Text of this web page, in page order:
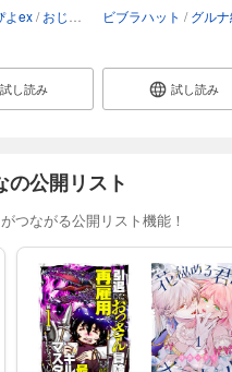
よex おじょろ C-Route Studio グ
試し読み
ビブラハット グルナ編
試し読み
の公開リスト
つながる公開リスト機能！